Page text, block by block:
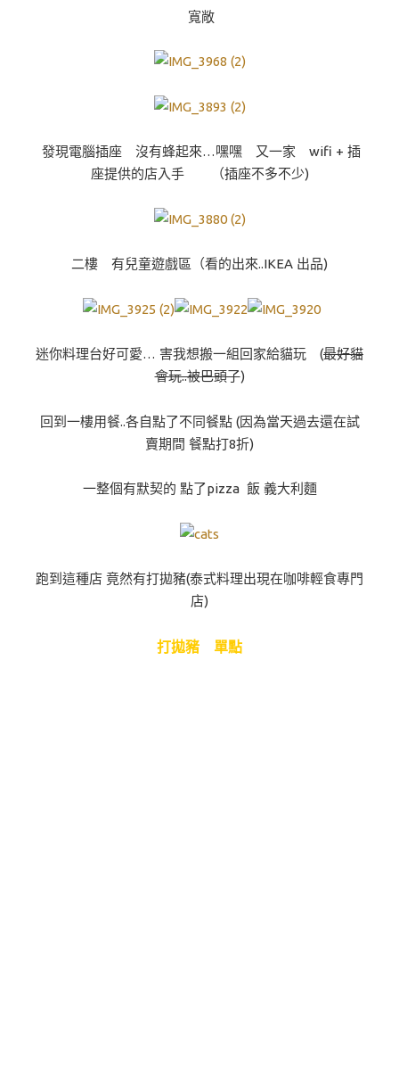
寬敞
發現電腦插座 沒有蜂起來…嘿嘿 又一家 wifi + 插
座提供的店入手 （插座不多不少)
二樓 有兒童遊戲區（看的出來..IKEA 出品)
迷你料理台好可愛… 害我想搬一組回家給貓玩 (最好貓
會玩..被巴頭了)
回到一樓用餐..各自點了不同餐點 (因為當天過去還在試
賣期間 餐點打8折)
一整個有默契的 點了pizza 飯 義大利麵
跑到這種店 竟然有打拋豬(泰式料理出現在咖啡輕食專門
店)
打拋豬 單點